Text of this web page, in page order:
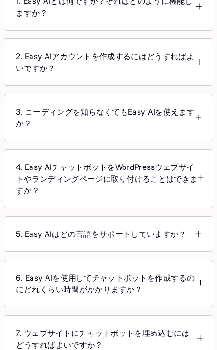
ますか？
Easy AIは、ビジネスが数分で簡単に作成できるス
のは、ウェブサイトのURL、トレーニングドキュメ
ントファイル、またはYouTubeのURLだけです。
2. Easy AIアカウントを作成するにはどうすればよ
いですか？
Easy AIを利用するには、https://geteasy.ai/にアク
ボタンをクリックします。（スタンダードプランと
ビジネスプランでは、顧客に7日間の無料トライア
3. コーディングを知らなくてもEasy AIを使えます
か？
Easy AIは複雑なフロー設定やプログラミングの要
も利用できます。ウェブサイトのURL、トレーニン
グドキュメントファイル、またはYouTubeのURLを
入力するだけで、EACがデータを学習し、その後、
4. Easy AIチャットボットをWordPressウェブサイ
トやランディングページに取り付けることはできま
すか？
Easy AIは、WordPress、Wix、Shopify、Jamstack
類のウェブサイト、eコマースウェブサイト、ラン
5. Easy AIはどの言語をサポートしていますか？
Easy AIは現在、100以上の言語をサポートしてお
くつかの人気のある言語に堪能です。
6. Easy AIを使用してチャットボットを作成するの
にどれくらい時間がかかりますか？
ウェブサイトのURLとトレーニングドキュメントを
作成されます。ただし、トレーニングドキュメント
のボリュームによっては、時間がわずかに異なる場
7. ウェブサイトにチャットボットを埋め込むには
どうすればよいですか？